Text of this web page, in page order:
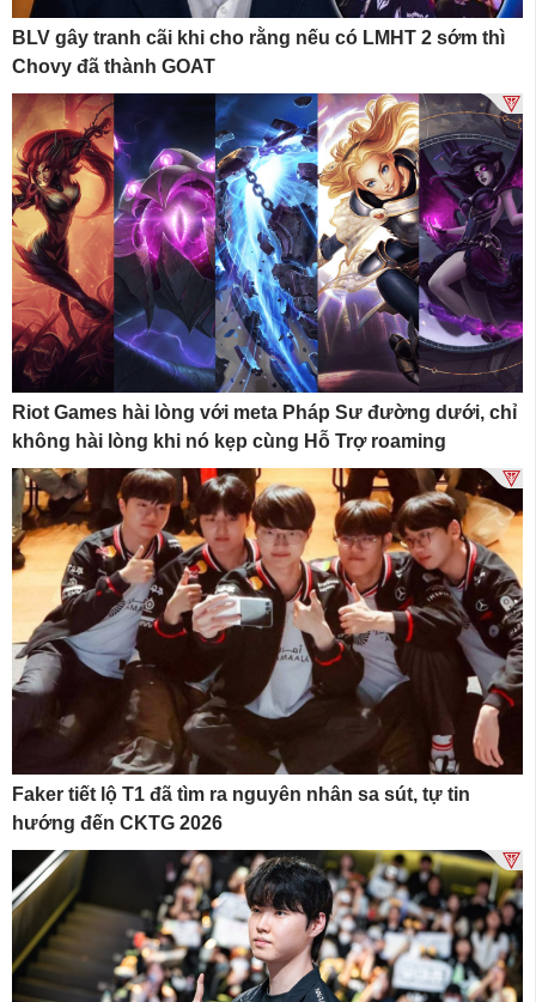
BLV gây tranh cãi khi cho rằng nếu có LMHT 2 sớm thì
Chovy đã thành GOAT
Riot Games hài lòng với meta Pháp Sư đường dưới, chỉ
không hài lòng khi nó kẹp cùng Hỗ Trợ roaming
Faker tiết lộ T1 đã tìm ra nguyên nhân sa sút, tự tin
hướng đến CKTG 2026